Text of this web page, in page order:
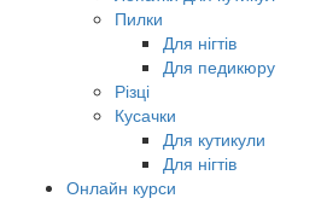
Пилки
Для нігтів
Для педикюру
Різці
Кусачки
Для кутикули
Для нігтів
Онлайн курси